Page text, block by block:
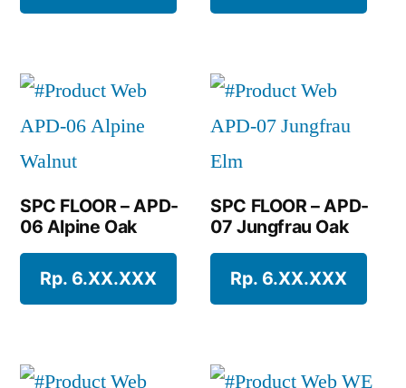
SPC FLOOR – APD-
06 Alpine Oak
Rp. 6.XX.XXX
SPC FLOOR – APD-
07 Jungfrau Oak
Rp. 6.XX.XXX